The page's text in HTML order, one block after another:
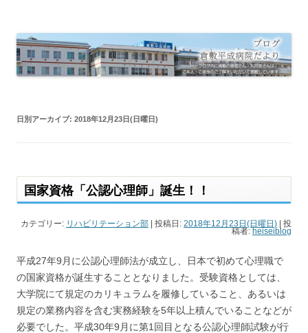
日別アーカイブ: 2018年12月23日(日曜日)
国家資格「公認心理師」誕生！！
カテゴリー: リハビリテーション部 | 投稿日: 2018年12月23日(日曜日) | 投
稿者:heiseiblog
平成27年9月に公認心理師法が成立し、日本で初めて心理職で
の国家資格が誕生することとなりました。受験資格としては、
大学院にて規定のカリキュラムを履修していること、あるいは
規定の業務内容を含む実務経験を5年以上積んでいることなどが
必要でした。平成30年9月に第1回目となる公認心理師試験が行